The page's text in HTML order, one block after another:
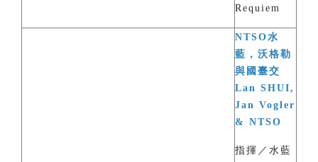
Requiem
NTSO水
藍，沃格勒
與國臺交
Lan SHUI,
Jan Vogler
& NTSO
指揮／水藍